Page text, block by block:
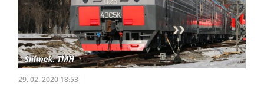
29. 02. 2020 18:53